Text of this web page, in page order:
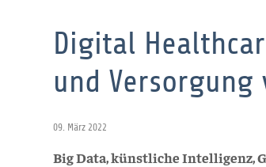
Digital
und Versorgung
09. März 2022
Big Data, künstliche Intelligenz,